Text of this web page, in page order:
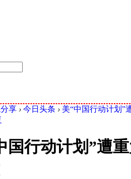
享 › 今日头条 › 美“中国行动计划”
国行动计划”遭